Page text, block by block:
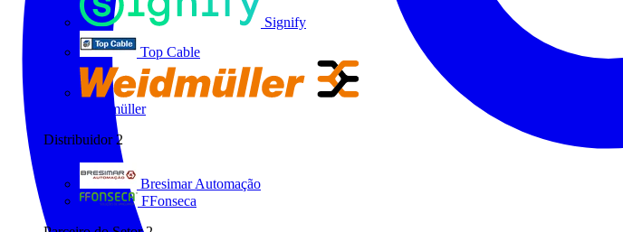
Signify
Top Cable
Weidmüller
Distribuidor 2
Bresimar Automação
FFonseca